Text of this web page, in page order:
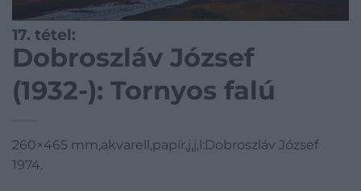
17. tétel:
Dobroszláv József
(1932-): Tornyos falú
260×465 mm,akvarell,papír,j,j,l:Dobroszláv József
1974.